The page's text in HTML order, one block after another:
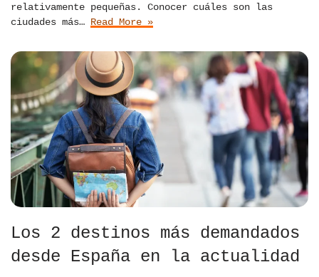
relativamente pequeñas. Conocer cuáles son las
ciudades más… Read More »
Los 2 destinos más demandados
desde España en la actualidad